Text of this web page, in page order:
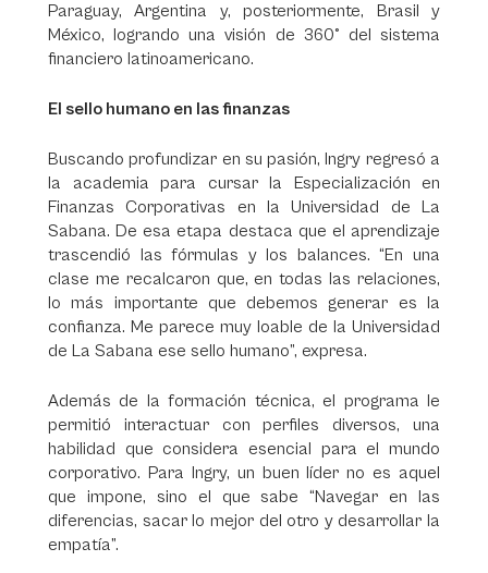
Paraguay, Argentina y, posteriormente, Brasil y
México, logrando una visión de 360° del sistema
financiero latinoamericano.
El sello humano en las finanzas
Buscando profundizar en su pasión, Ingry regresó a
la academia para cursar la Especialización en
Finanzas Corporativas en la Universidad de La
Sabana. De esa etapa destaca que el aprendizaje
trascendió las fórmulas y los balances. “En una
clase me recalcaron que, en todas las relaciones,
lo más importante que debemos generar es la
confianza. Me parece muy loable de la Universidad
de La Sabana ese sello humano”, expresa.
Además de la formación técnica, el programa le
permitió interactuar con perfiles diversos, una
habilidad que considera esencial para el mundo
corporativo. Para Ingry, un buen líder no es aquel
que impone, sino el que sabe “Navegar en las
diferencias, sacar lo mejor del otro y desarrollar la
empatía”.